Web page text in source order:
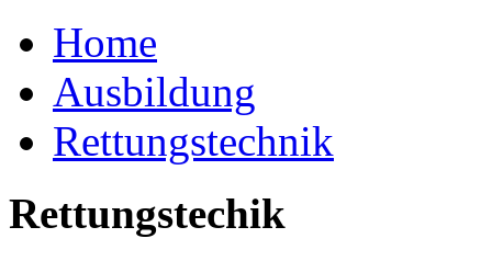
Home
Ausbildung
Rettungstechnik
Rettungstechik